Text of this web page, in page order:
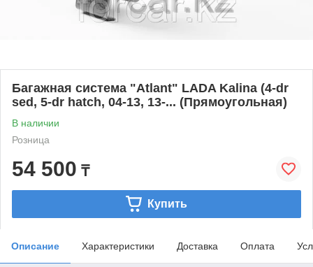
Багажная система "Atlant" LADA Kalina (4-dr
sed, 5-dr hatch, 04-13, 13-... (Прямоугольная)
В наличии
Розница
54 500 ₸
Купить
Описание Характеристики Доставка Оплата